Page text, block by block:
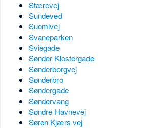
Stærevej
Sundeved
Suomivej
Svaneparken
Sviegade
Sønder Klostergade
Sønderborgvej
Sønderbro
Søndergade
Søndervang
Søndre Havnevej
Søren Kjærs vej